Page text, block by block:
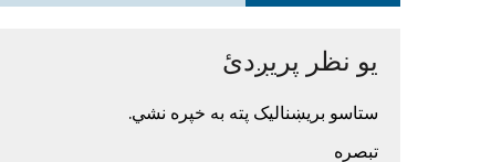
یو نظر پریږدئ
ستاسو بریښنالیک پته به خپره نشي.
تبصره